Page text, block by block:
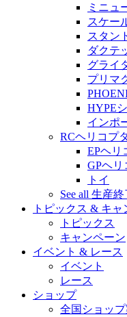
ミニュ
スケー
スタン
ダクテ
グライ
プリマ
HYPE
インポ
RCヘリコプ
EPヘリ
GPヘリ
トイ
See all 生産
トピックス & キャ
トピックス
キャンペーン
イベント & レース
イベント
レース
ショップ
全国ショッ